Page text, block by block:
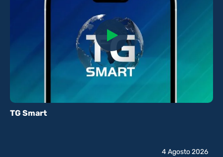
TG Smart
4 Agosto 2026